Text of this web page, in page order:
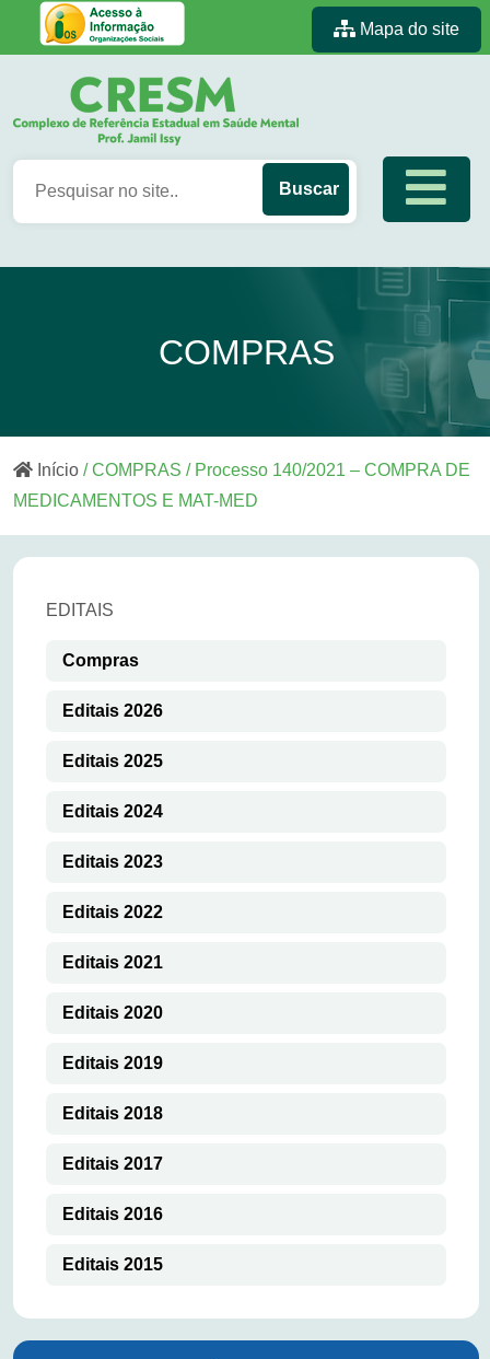
Mapa do site
COMPRAS
Início / COMPRAS / Processo 140/2021 – COMPRA DE
MEDICAMENTOS E MAT-MED
EDITAIS
Compras
Editais 2026
Editais 2025
Editais 2024
Editais 2023
Editais 2022
Editais 2021
Editais 2020
Editais 2019
Editais 2018
Editais 2017
Editais 2016
Editais 2015